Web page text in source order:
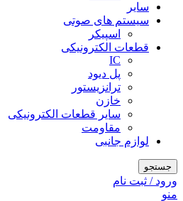
سایر
سیستم های صوتی
اسپیکر
قطعات الکترونیکی
IC
پل دیود
ترانزیستور
خازن
سایر قطعات الکترونیکی
مقاومت
لوازم جانبی
جستجو
ورود / ثبت نام
منو